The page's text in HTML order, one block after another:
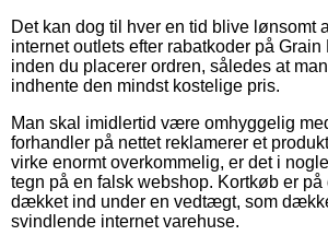
Det kan dog til hver en tid blive lønsomt
internet outlets efter rabatkoder på
inden du placerer ordren, således at
indhente den mindst kostelige pris.
Man skal imidlertid være omhyggelig
forhandler på nettet reklamerer et
virke enormt overkommelig, er det i
tegn på en falsk webshop. Kortkøb er
dækket ind under en vedtægt, som
svindlende internet varehuse.